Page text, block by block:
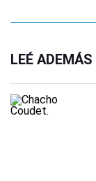
LEÉ ADEMÁS